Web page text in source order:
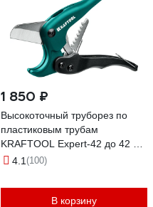
1 850 ₽
Высокоточный труборез по
пластиковым трубам
KRAFTOOL Expert-42 до 42 мм
23381-42_z02
4.1 (100)
В корзину